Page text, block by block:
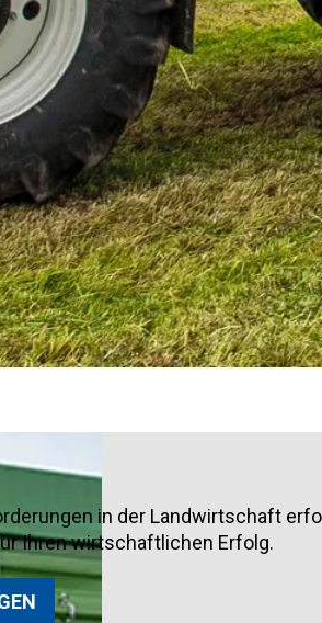
in der Landwirtschaft
Ihren wirtschaftlichen Erfolg.